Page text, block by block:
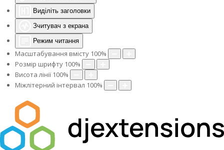
Виділіть заголовки
Зчитувач з екрана
Режим читання
Масштабування вмісту 100%
Розмір шрифту 100%
Висота лінії 100%
Міжлітерний інтервал 100%